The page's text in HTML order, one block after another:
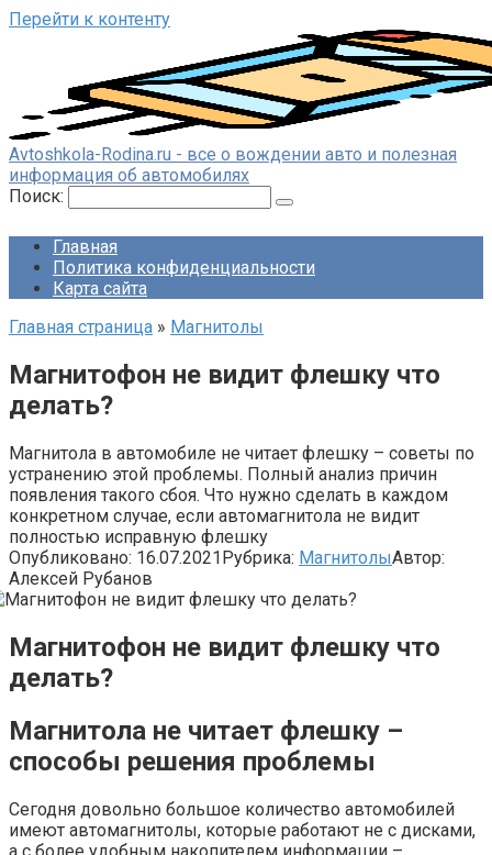
Перейти к контенту
Avtoshkola-Rodina.ru - все о вождении авто и полезная
информация об автомобилях
Поиск:
Главная
Политика конфиденциальности
Карта сайта
Главная страница » Магнитолы
Магнитофон не видит флешку что
делать?
Магнитола в автомобиле не читает флешку – советы по
устранению этой проблемы. Полный анализ причин
появления такого сбоя. Что нужно сделать в каждом
конкретном случае, если автомагнитола не видит
полностью исправную флешку
Опубликовано: 16.07.2021Рубрика: МагнитолыАвтор:
Алексей Рубанов
Магнитофон не видит флешку что
делать?
Магнитола не читает флешку –
способы решения проблемы
Сегодня довольно большое количество автомобилей
имеют автомагнитолы, которые работают не с дисками,
а с более удобным накопителем информации –